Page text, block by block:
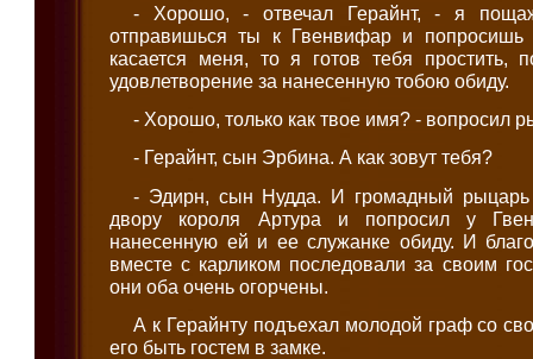
- Хорошо, - отвечал Герайнт, - я
отправишься ты к Гвенвифар и
касается меня, то я готов тебя простить,
удовлетворение за нанесенную тобою обиду.
- Хорошо, только как твое имя? - вопросил
- Герайнт, сын Эрбина. А как зовут тебя?
- Эдирн, сын Нудда. И громадный рыцарь
двору короля Артура и попросил у
нанесенную ей и ее служанке обиду. И
вместе с карликом последовали за своим
они оба очень огорчены.
А к Герайнту подъехал молодой граф со
его быть гостем в замке.